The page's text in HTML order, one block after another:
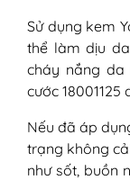
Sử dụng kem
thể làm dịu
cháy nắng da
cước
Nếu đã áp
trạng không
như sốt, buồn